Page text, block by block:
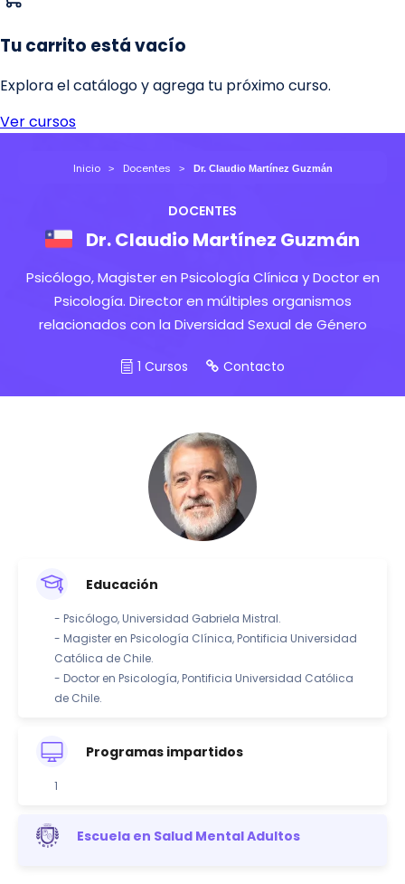
Inicio Docentes Dr. Claudio Martínez Guzmán
DOCENTES
Dr. Claudio Martínez Guzmán
Psicólogo, Magister en Psicología Clínica y Doctor en
Psicología. Director en múltiples organismos
relacionados con la Diversidad Sexual de Género
1 Cursos Contacto
Educación
- Psicólogo, Universidad Gabriela Mistral.
- Magister en Psicología Clínica, Pontificia Universidad
Católica de Chile.
- Doctor en Psicología, Pontificia Universidad Católica
de Chile.
Programas impartidos
1
Escuela en Salud Mental Adultos